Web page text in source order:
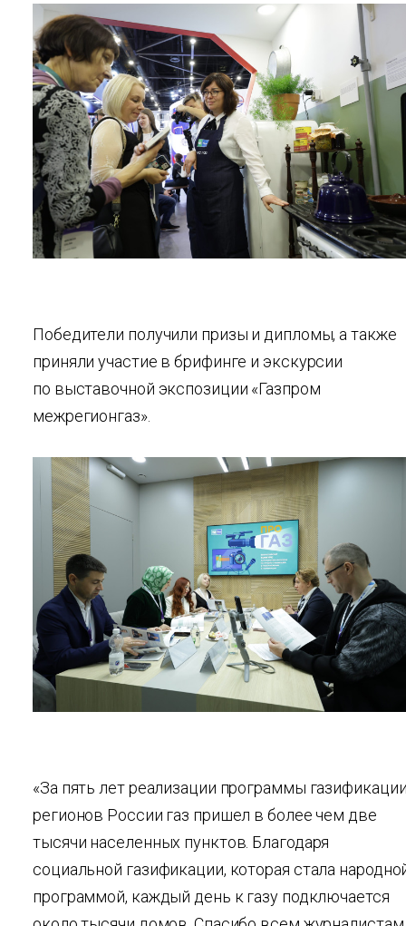
Победители получили призы и дипломы, а также
приняли участие в брифинге и экскурсии
по выставочной экспозиции «Газпром
межрегионгаз».
«За пять лет реализации программы
регионов России газ пришел в более чем две
тысячи населенных пунктов. Благодаря
социальной газификации, которая стала
программой, каждый день к газу подключается